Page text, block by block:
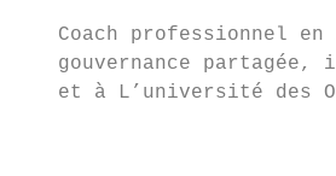
Coach professionnel en
gouvernance partagée,
et à L’université des